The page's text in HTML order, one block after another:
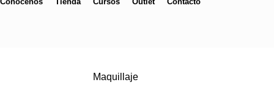
Maquillaje